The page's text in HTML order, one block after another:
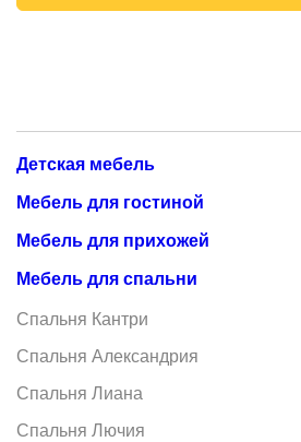
Детская мебель
Мебель для гостиной
Мебель для прихожей
Мебель для спальни
Спальня Кантри
Спальня Александрия
Спальня Лиана
Спальня Лючия